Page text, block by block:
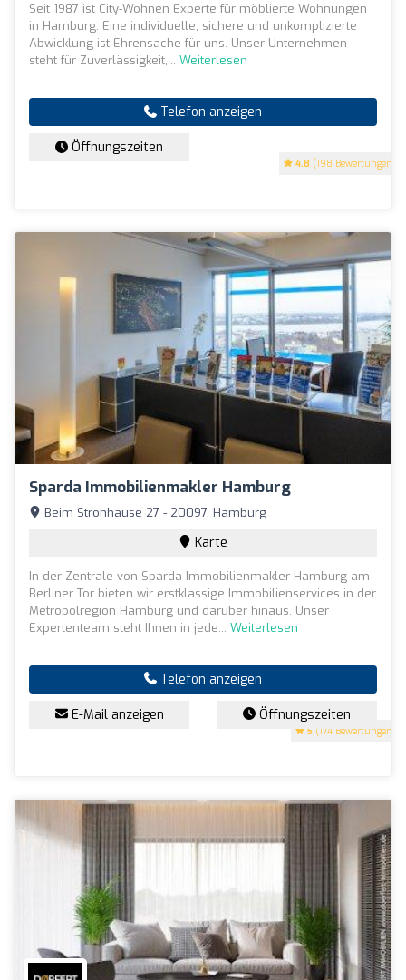
4.8 (198 Bewertungen)
Seit 1987 ist City-Wohnen Experte für möblierte Wohnungen
in Hamburg. Eine individuelle, sichere und unkomplizierte
Abwicklung ist Ehrensache für uns. Unser Unternehmen
steht für Zuverlässigkeit,... Weiterlesen
Telefon anzeigen
Öffnungszeiten
Sparda Immobilienmakler Hamburg
5 (174 Bewertungen)
Beim Strohhause 27 - 20097, Hamburg
Karte
In der Zentrale von Sparda Immobilienmakler Hamburg am
Berliner Tor bieten wir erstklassige Immobilienservices in der
Metropolregion Hamburg und darüber hinaus. Unser
Expertenteam steht Ihnen in jede... Weiterlesen
Telefon anzeigen
E-Mail anzeigen Öffnungszeiten